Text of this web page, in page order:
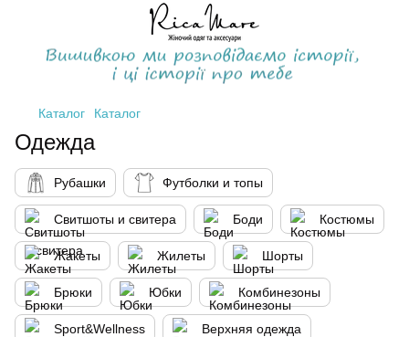
Каталог Каталог
Одежда
Рубашки Футболки и топы
Свитшоты и свитера Боди Костюмы
Жакеты Жилеты Шорты
Брюки Юбки Комбинезоны
Sport&Wellness Верхняя одежда